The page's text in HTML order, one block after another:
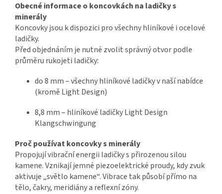
Obecné informace o koncovkách na ladičky s
minerály
Koncovky jsou k dispozici pro všechny hliníkové i ocelové
ladičky.
Před objednáním je nutné zvolit správný otvor podle
průměru rukojeti ladičky:
do 8 mm – všechny hliníkové ladičky v naší nabídce
(kromě Light Design)
8,8 mm – hliníkové ladičky Light Design
Klangschwingung
Proč používat koncovky s minerály
Propojují vibrační energii ladičky s přirozenou silou
kamene. Vznikají jemné piezoelektrické proudy, kdy zvuk
aktivuje „světlo kamene“. Vibrace tak působí přímo na
tělo, čakry, meridiány a reflexní zóny.